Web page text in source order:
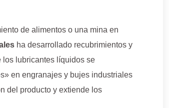
de alimentos o una mina en
ha desarrollado recubrimientos y
lubricantes líquidos se
en engranajes y bujes industriales
del producto y extiende los